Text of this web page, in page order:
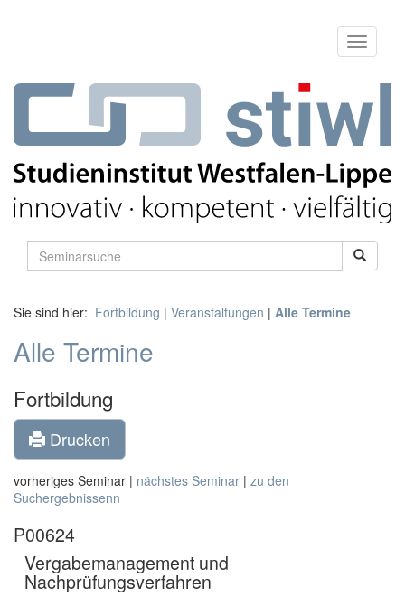
Sie sind hier: Fortbildung | Veranstaltungen | Alle Termine
Alle Termine
Fortbildung
Drucken
vorheriges Seminar | nächstes Seminar | zu den
Suchergebnissenn
P00624
Vergabemanagement und
Nachprüfungsverfahren